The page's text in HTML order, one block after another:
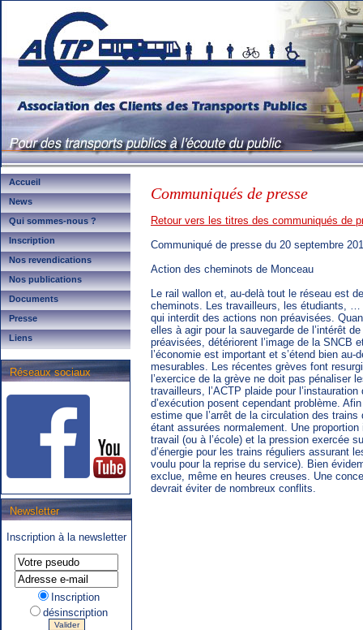
Accueil
News
Qui sommes-nous ?
Inscription
Nos revendications
Nos publications
Documents
Presse
Liens
Réseaux sociaux
Newsletter
Inscription à la newsletter
Inscription
désinscription
.SNCB - TEC : Système de
Communiqués de presse
Retour vers les titres des communiqués de
Communiqué de presse du 20 septembre
Action des cheminots de Monceau
Le rail wallon et, au-delà tout le réseau est
cheminots. Les travailleurs, les étudiants,
qui interdit des actions non préavisées.
elles à agir pour la sauvegarde de l’intérêt
préavisées, détériorent l’image de la SNCB
l’économie est important et s’étend bien
mesurables. Les récentes grèves font
l’exercice de la grève ne doit pas pénaliser
travailleurs, l’ACTP plaide pour
d’exécution posent cependant problème.
estime que l’arrêt de la circulation des
étant assurées normalement. Une
travail (ou à l’école) et la pression exercée
d’énergie pour les trains réguliers assurant
voulu pour la reprise du service). Bien
exclue, même en heures creuses. Une
devrait éviter de nombreux conflits.